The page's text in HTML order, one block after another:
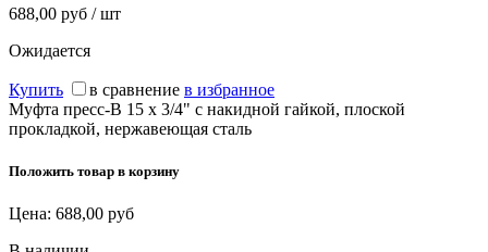
688,00 руб / шт
Ожидается
Купить в сравнение в избранное
Муфта пресс-В 15 х 3/4" с накидной гайкой, плоской
прокладкой, нержавеющая сталь
Положить товар в корзину
Цена: 688,00 руб